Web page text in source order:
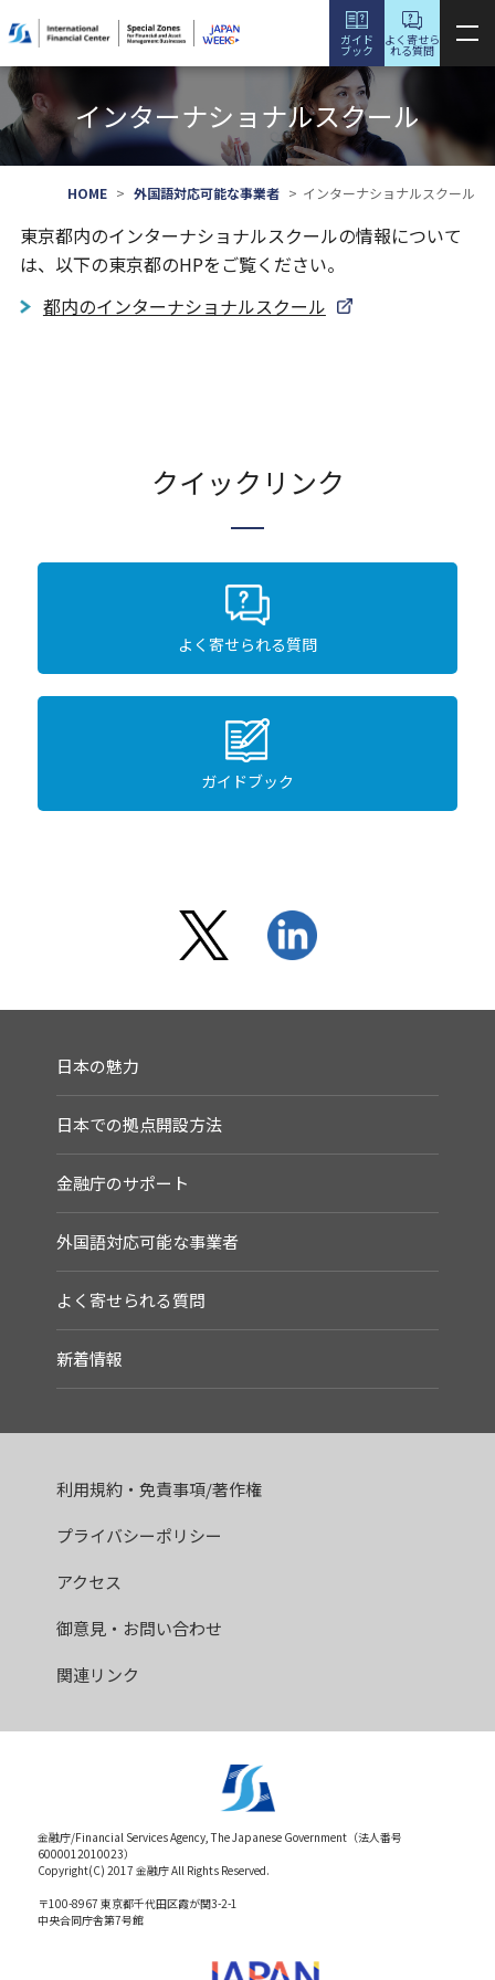
ガイド
ブック
よく寄せら
れる質問
インターナショナルスクール
HOME 外国語対応可能な事業者 インターナショナルスクール
東京都内のインターナショナルスクールの情報について
は、以下の東京都のHPをご覧ください。
都内のインターナショナルスクール
クイックリンク
よく寄せられる質問
ガイドブック
日本の魅力
日本での拠点開設方法
金融庁のサポート
外国語対応可能な事業者
よく寄せられる質問
新着情報
利用規約・免責事項/著作権
プライバシーポリシー
アクセス
御意見・お問い合わせ
関連リンク
金融庁/Financial Services Agency, The Japanese Government（法人番号
6000012010023）
Copyright(C) 2017 金融庁 All Rights Reserved.
〒100-8967 東京都千代田区霞が関3-2-1
中央合同庁舎第7号館